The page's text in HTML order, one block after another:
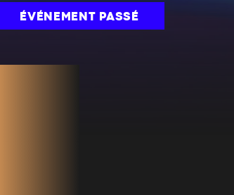
ÉVÉNEMENT PASSÉ